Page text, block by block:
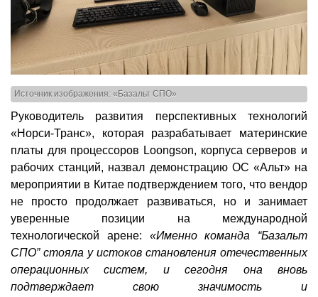
Источник изображения: «Базальт СПО»
Руководитель развития перспективных технологий
«Норси-Транс», которая разрабатывает материнские
платы для процессоров Loongson, корпуса серверов и
рабочих станций, назвал демонстрацию ОС «Альт» на
мероприятии в Китае подтверждением того, что вендор
не просто продолжает развиваться, но и занимает
уверенные позиции на международной
технологической арене: «Именно команда “Базальт
СПО” стояла у истоков становления отечественных
операционных систем, и сегодня она вновь
подтверждает свою значимость и